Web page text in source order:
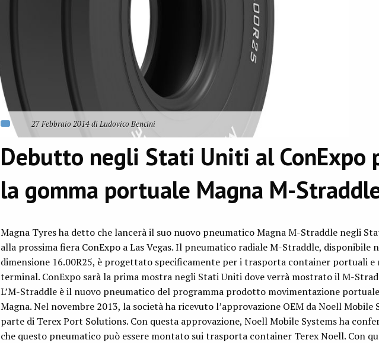
27 Febbraio 2014 di Ludovico Bencini
Debutto negli Stati Uniti al ConExpo
la gomma portuale Magna M-
Magna Tyres ha detto che lancerà il suo nuovo pneumatico Magna M-Straddle negli
alla prossima fiera ConExpo a Las Vegas. Il pneumatico radiale M-Straddle, disponibile
dimensione 16.00R25, è progettato specificamente per i trasporta container portuali e
terminal. ConExpo sarà la prima mostra negli Stati Uniti dove verrà mostrato il M-
L’M-Straddle è il nuovo pneumatico del programma prodotto movimentazione
Magna. Nel novembre 2013, la società ha ricevuto l’approvazione OEM da Noell Mobile
parte di Terex Port Solutions. Con questa approvazione, Noell Mobile Systems ha
che questo pneumatico può essere montato sui trasporta container Terex Noell. Con